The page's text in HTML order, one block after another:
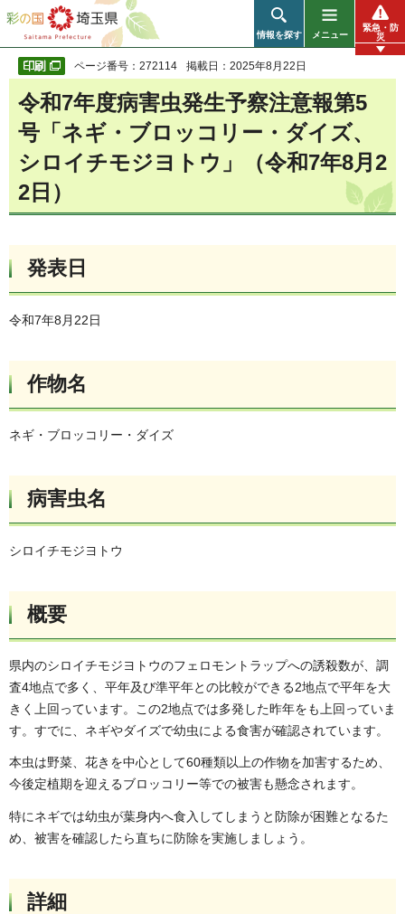
彩の国 埼玉県
情報を探す メニュー
緊急・防
災
ページ番号：272114 掲載日：2025年8月22日
令和7年度病害虫発生予察注意報第5
号「ネギ・ブロッコリー・ダイズ、
シロイチモジヨトウ」（令和7年8月2
2日）
発表日
令和7年8月22日
作物名
ネギ・ブロッコリー・ダイズ
病害虫名
シロイチモジヨトウ
概要
県内のシロイチモジヨトウのフェロモントラップへの誘殺数が、調
査4地点で多く、平年及び準平年との比較ができる2地点で平年を大
きく上回っています。この2地点では多発した昨年をも上回っていま
す。すでに、ネギやダイズで幼虫による食害が確認されています。
本虫は野菜、花きを中心として60種類以上の作物を加害するため、
今後定植期を迎えるブロッコリー等での被害も懸念されます。
特にネギでは幼虫が葉身内へ食入してしまうと防除が困難となるた
め、被害を確認したら直ちに防除を実施しましょう。
詳細